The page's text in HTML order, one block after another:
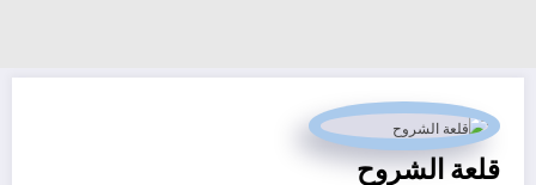
قلعة الشروح